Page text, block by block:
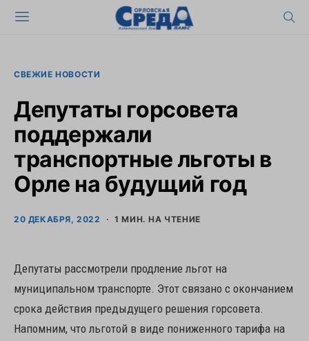
СВЕЖИЕ НОВОСТИ
Депутаты горсовета
поддержали
транспортные льготы в
Орле на будущий год
20 ДЕКАБРЯ, 2022 1 МИН. НА ЧТЕНИЕ
Депутаты рассмотрели продление льгот на
муниципальном транспорте. Этот связано с окончанием
срока действия предыдущего решения горсовета.
Напомним, что льготой в виде пониженного тарифа на